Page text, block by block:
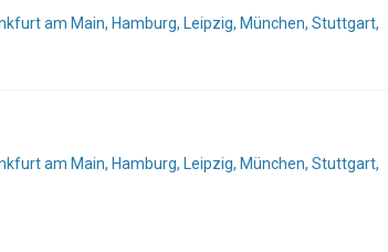
am Main, Hamburg, Leipzig, München, Stuttgart,
am Main, Hamburg, Leipzig, München, Stuttgart,